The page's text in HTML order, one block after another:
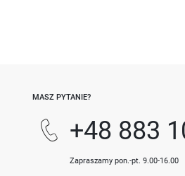
MASZ PYTANIE?
+48 883
Zapraszamy pon.-pt. 9.00-16.00